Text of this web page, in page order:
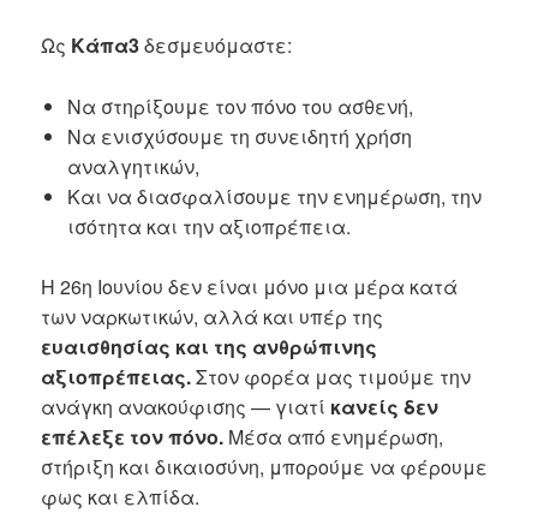
Ως Κάπα3δεσμευόμαστε:
Να στηρίξουμε τον πόνο του ασθενή,
Να ενισχύσουμε τη συνειδητή χρήση
αναλγητικών,
Και να διασφαλίσουμε την ενημέρωση, την
ισότητα και την αξιοπρέπεια.
Η 26η Ιουνίου δεν είναι μόνο μια μέρα κατά
των ναρκωτικών, αλλά και υπέρ της
ευαισθησίας και της ανθρώπινης
αξιοπρέπειας.Στον φορέα μας τιμούμε την
ανάγκη ανακούφισης — γιατί κανείς δεν
επέλεξε τον πόνο. Μέσα από ενημέρωση,
στήριξη και δικαιοσύνη, μπορούμε να φέρουμε
φως και ελπίδα.